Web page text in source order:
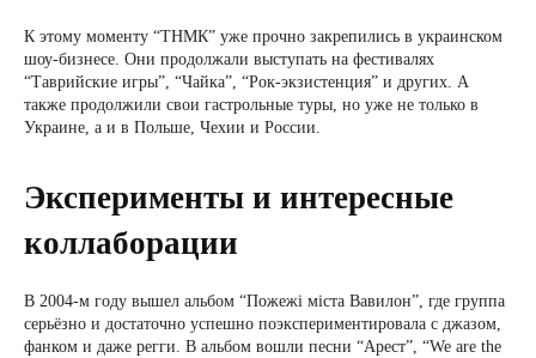
К этому моменту “ТНМК” уже прочно закрепились в украинском
шоу-бизнесе. Они продолжали выступать на фестивалях
“Таврийские игры”, “Чайка”, “Рок-экзистенция” и других. А
также продолжили свои гастрольные туры, но уже не только в
Украине, а и в Польше, Чехии и России.
Эксперименты и интересные
коллаборации
В 2004-м году вышел альбом “Пожежі міста Вавилон”, где группа
серьёзно и достаточно успешно поэкспериментировала с джазом,
фанком и даже регги. В альбом вошли песни “Арест”, “We are the